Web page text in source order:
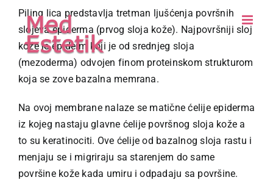
content
Piling lica predstavlja tretman ljušćenja površnih
slojeva epiderma (prvog sloja kože). Najpovršniji sloj
kože je epiderm koji je od srednjeg sloja
(mezoderma) odvojen finom proteinskom strukturom
koja se zove bazalna memrana.
Na ovoj membrane nalaze se matične ćelije epiderma
iz kojeg nastaju glavne ćelije površnog sloja kože a
to su keratinociti. Ove ćelije od bazalnog sloja rastu i
menjaju se i migriraju sa starenjem do same
površine kože kada umiru i odpadaju sa površine.